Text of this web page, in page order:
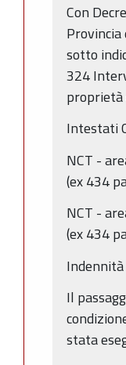
Con
sotto
324
proprietà
Intestati
NCT -
(ex 434
NCT -
(ex 434
Il
stata